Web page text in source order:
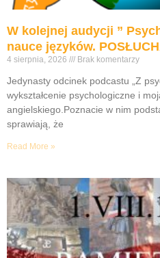
W kolejnej audycji ”
nauce języków.
4 sierpnia, 2026 Brak komentarzy
Jedynasty odcinek podcastu „Z
wykształcenie psychologiczne i
angielskiego.Poznacie w nim
sprawiają, że
Read More »